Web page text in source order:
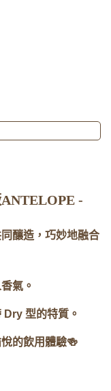
-
釀造，巧妙地融合
氣。
型的特質。
的飲用體驗🍻